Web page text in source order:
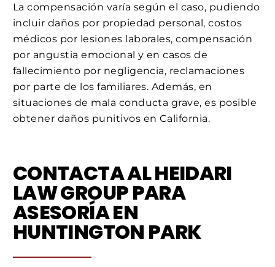
La compensación varía según el caso, pudiendo
incluir daños por propiedad personal, costos
médicos por lesiones laborales, compensación
por angustia emocional y en casos de
fallecimiento por negligencia, reclamaciones
por parte de los familiares. Además, en
situaciones de mala conducta grave, es posible
obtener daños punitivos en California.
CONTACTA AL HEIDARI
LAW GROUP PARA
ASESORÍA EN
HUNTINGTON PARK